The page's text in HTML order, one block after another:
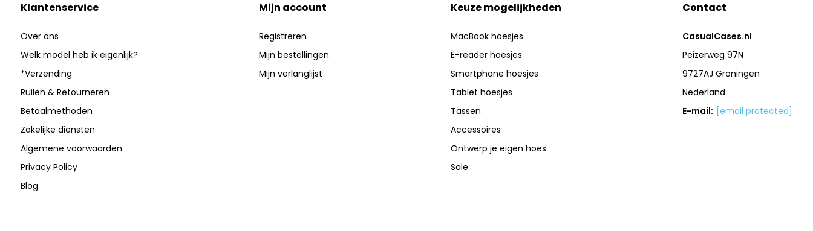
Klantenservice
Over ons
Welk model heb ik eigenlijk?
*Verzending
Ruilen & Retourneren
Betaalmethoden
Zakelijke diensten
Algemene voorwaarden
Privacy Policy
Blog
Mijn account
Registreren
Mijn bestellingen
Mijn verlanglijst
Keuze mogelijkheden
MacBook hoesjes
E-reader hoesjes
Smartphone hoesjes
Tablet hoesjes
Tassen
Accessoires
Ontwerp je eigen hoes
Sale
Contact
CasualCases.nl
Peizerweg 97N
9727AJ Groningen
Nederland
E-mail: [email protected]